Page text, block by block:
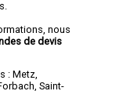
nous
de devis
: Metz,
, Saint-